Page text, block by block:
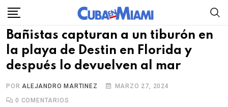
Skip
content
Bañistas capturan a un tiburón en
la playa de Destin en Florida y
después lo devuelven al mar
PORALEJANDRO MARTINEZ
MARZO 27, 2024
0 COMENTARIOS